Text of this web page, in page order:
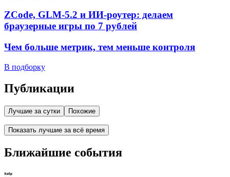
ZCode, GLM-5.2 и ИИ-роутер: делаем
браузерные игры по 7 рублей
Чем больше метрик, тем меньше контроля
В подборку
Публикации
Лучшие за сутки Похожие
Показать лучшие за всё время
Ближайшие события